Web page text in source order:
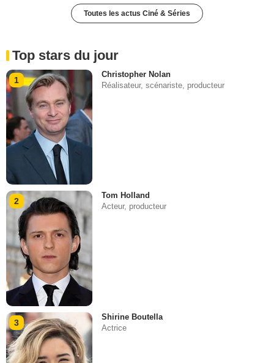
Toutes les actus Ciné & Séries
Top stars du jour
1
Christopher Nolan
Réalisateur, scénariste, producteur
2
Tom Holland
Acteur, producteur
3
Shirine Boutella
Actrice